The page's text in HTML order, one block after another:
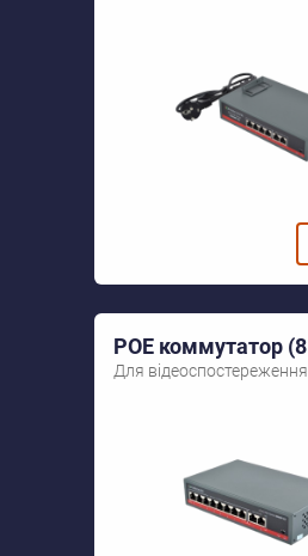
Для відеоспостереження